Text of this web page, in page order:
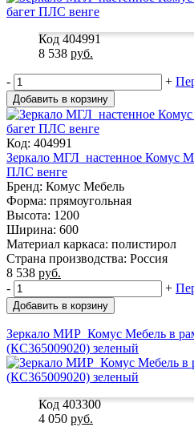
Код 404991
8 538 руб.
- +
Добавить в корзину
Код: 404991
Зеркало МГЛ_настенное Комус
ПЛС венге
Бренд: Комус Мебель
Форма: прямоугольная
Высота: 1200
Ширина: 600
Материал каркаса: полистирол
Страна производства: Россия
8 538 руб.
-
+
Добавить в корзину
Зеркало МИР_Комус Мебель в
(КС365009020) зеленый
Код 403300
4 050 руб.